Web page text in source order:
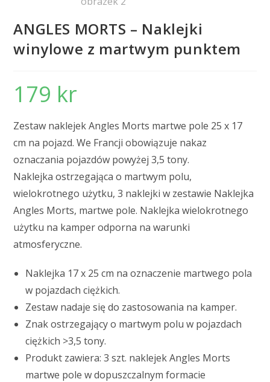
ANGLES MORTS – Naklejki
winylowe z martwym punktem
179 kr
Zestaw naklejek Angles Morts martwe pole 25 x 17
cm na pojazd. We Francji obowiązuje nakaz
oznaczania pojazdów powyżej 3,5 tony.
Naklejka ostrzegająca o martwym polu,
wielokrotnego użytku, 3 naklejki w zestawie Naklejka
Angles Morts, martwe pole. Naklejka wielokrotnego
użytku na kamper odporna na warunki
atmosferyczne.
Naklejka 17 x 25 cm na oznaczenie martwego pola
w pojazdach ciężkich.
Zestaw nadaje się do zastosowania na kamper.
Znak ostrzegający o martwym polu w pojazdach
ciężkich >3,5 tony.
Produkt zawiera: 3 szt. naklejek Angles Morts
martwe pole w dopuszczalnym formacie